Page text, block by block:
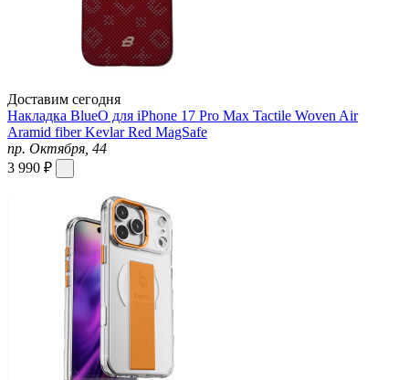
Доставим сегодня
Накладка BlueO для iPhone 17 Pro Max Tactile Woven Air
Aramid fiber Kevlar Red MagSafe
пр. Октября, 44
3 990 ₽